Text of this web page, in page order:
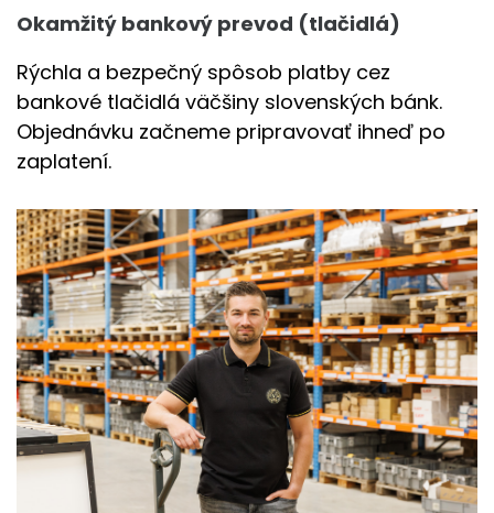
Okamžitý bankový prevod (tlačidlá)
Rýchla a bezpečný spôsob platby cez
bankové tlačidlá väčšiny slovenských bánk.
Objednávku začneme pripravovať ihneď po
zaplatení.